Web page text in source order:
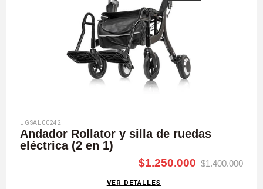
UGSAL00242
Andador Rollator y silla de ruedas
eléctrica (2 en 1)
$1.250.000 $1.400.000
VER DETALLES